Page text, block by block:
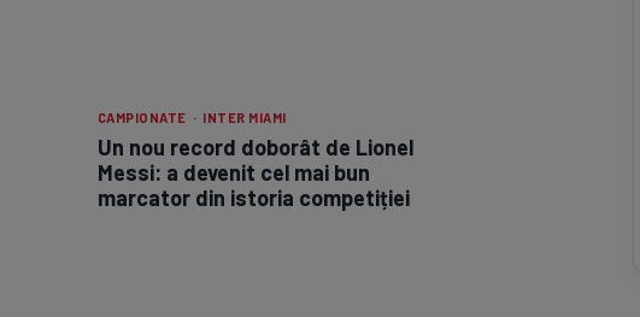
CAMPIONATE · INTER MIAMI
Un nou record doborât de Lionel
Messi: a devenit cel mai bun
marcator din istoria competiției